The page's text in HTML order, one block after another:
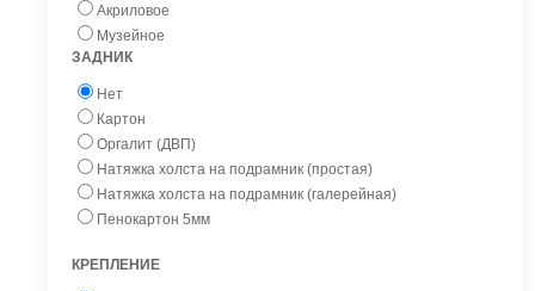
Акриловое
Музейное
ЗАДНИК
Нет
Картон
Оргалит (ДВП)
Натяжка холста на подрамник (простая)
Натяжка холста на подрамник (галерейная)
Пенокартон 5мм
КРЕПЛЕНИЕ